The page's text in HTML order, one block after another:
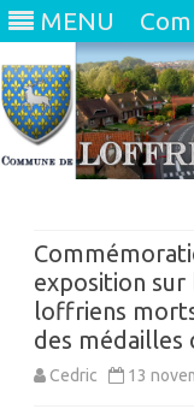
MENU
exposition sur
loffriens
des médailles
Cedric 13